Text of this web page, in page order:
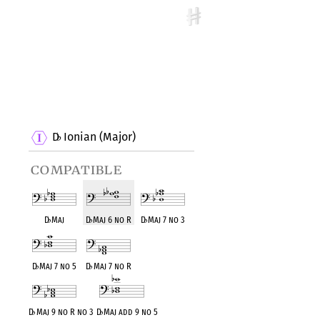
D♭Ionian (Major)
compatible
D♭Maj D♭Maj 6 no R D♭Maj 7 no 3
D♭Maj 7 no 5 D♭Maj 7 no R
D♭Maj 9 no R no 3 D♭Maj add 9 no 5